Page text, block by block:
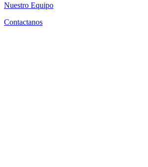
Nuestro Equipo
Contactanos